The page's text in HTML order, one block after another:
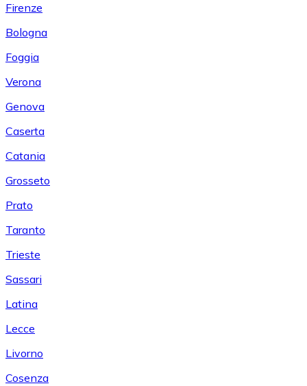
Firenze
Bologna
Foggia
Verona
Genova
Caserta
Catania
Grosseto
Prato
Taranto
Trieste
Sassari
Latina
Lecce
Livorno
Cosenza